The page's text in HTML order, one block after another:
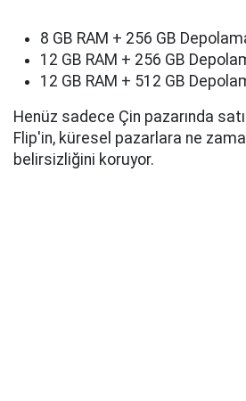
8 GB RAM + 256 GB
12 GB RAM + 256 GB
12 GB RAM + 512 GB
Henüz sadece Çin pazarında
Flip'in, küresel pazarlara ne
belirsizliğini koruyor.